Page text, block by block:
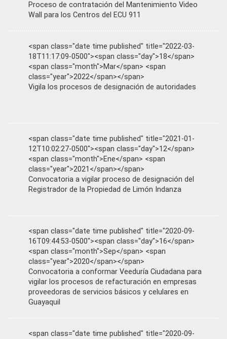
Proceso de contratación del Mantenimiento Video
Wall para los Centros del ECU 911
<span class="date time published" title="2022-03-
18T11:17:09-0500"><span class="day">18</span>
<span class="month">Mar</span> <span
class="year">2022</span></span>
Vigila los procesos de designación de autoridades
<span class="date time published" title="2021-01-
12T10:02:27-0500"><span class="day">12</span>
<span class="month">Ene</span> <span
class="year">2021</span></span>
Convocatoria a vigilar proceso de designación del
Registrador de la Propiedad de Limón Indanza
<span class="date time published" title="2020-09-
16T09:44:53-0500"><span class="day">16</span>
<span class="month">Sep</span> <span
class="year">2020</span></span>
Convocatoria a conformar Veeduría Ciudadana para
vigilar los procesos de refacturación en empresas
proveedoras de servicios básicos y celulares en
Guayaquil
<span class="date time published" title="2020-09-